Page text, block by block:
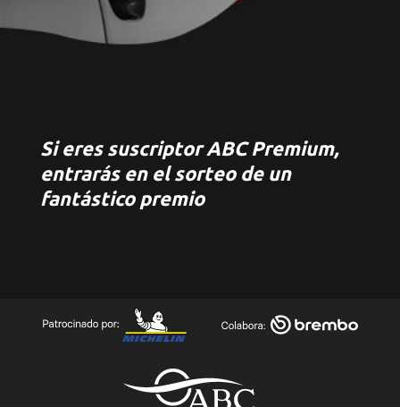
Si eres suscriptor ABC Premium,
entrarás en el sorteo de un
fantástico premio